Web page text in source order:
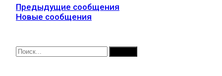
Предыдущие сообщения
Новые сообщения